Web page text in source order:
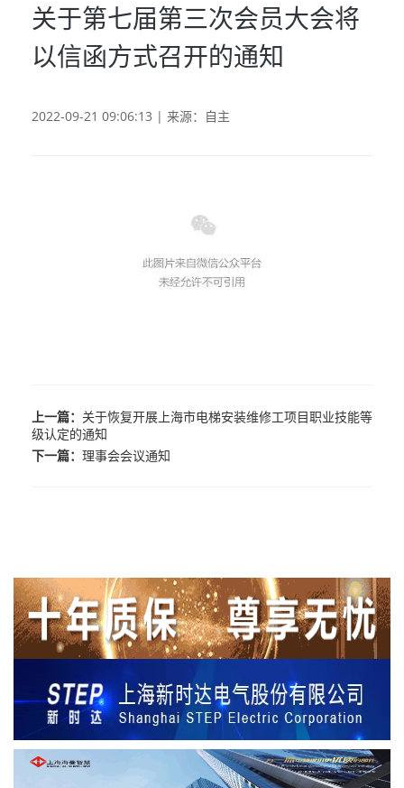
关于第七届第三次会员大会将
以信函方式召开的通知
2022-09-21 09:06:13 | 来源：自主
上一篇： 关于恢复开展上海市电梯安装维修工项目职业技能等
级认定的通知
下一篇： 理事会会议通知